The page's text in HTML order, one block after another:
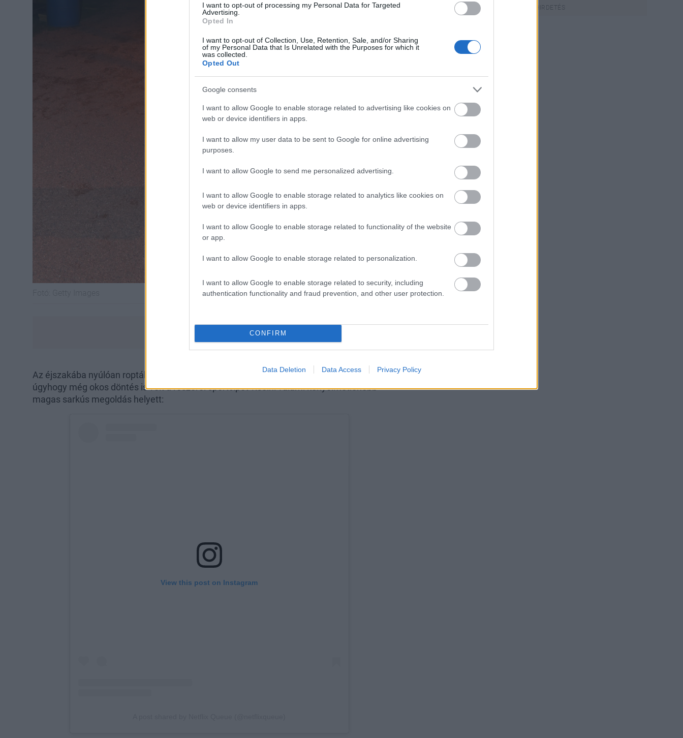
I want to opt-out of processing my Personal Data for Targeted
Advertising.
Opted In
I want to opt-out of Collection, Use, Retention, Sale, and/or Sharing
of my Personal Data that Is Unrelated with the Purposes for which it
was collected.
Opted Out
Google consents
I want to allow Google to enable storage related to advertising like cookies on
web or device identifiers in apps.
I want to allow my user data to be sent to Google for online advertising
purposes.
I want to allow Google to send me personalized advertising.
I want to allow Google to enable storage related to analytics like cookies on
web or device identifiers in apps.
I want to allow Google to enable storage related to functionality of the website
or app.
I want to allow Google to enable storage related to personalization.
I want to allow Google to enable storage related to security, including
authentication functionality and fraud prevention, and other user protection.
CONFIRM
Data Deletion Data Access Privacy Policy
Az éjszakába nyúlóan ropták aztán a záróbuliban, amint ezek a fotók is tanúsítják,
úgyhogy még okos döntés is volt a részéről sportcipőt viselni valami kényelmetlenebb
magas sarkús megoldás helyett: